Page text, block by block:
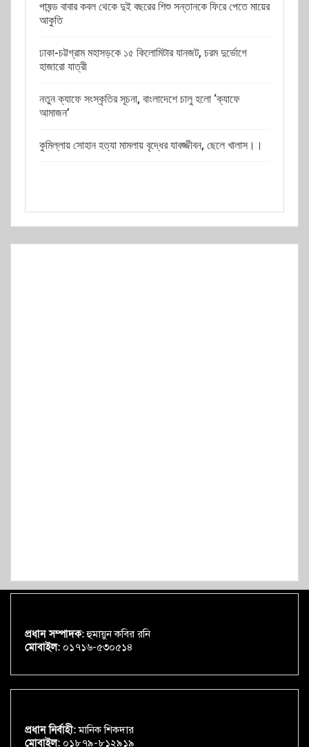
পাষন্ড বাবার কবল থেকে দুই বছরের শিশু সন্তানকে ফিরে পেতে মায়ের
আকুতি
ঢাকা-চট্টগ্রাম মহাসড়কে ১৫ কিলোমিটার যানজট, চরম দুর্ভোগে
হাজারো যাত্রী
নতুন ক্যাফে সংস্কৃতির সূচনা, বাংলাদেশে চালু হলো ‘ক্যাফে
আমাজন’
কুমিল্লায় সোহান হত্যা মামলায় বৃদ্ধের যাবজ্জীবন, ছেলে খালাস।।
প্রধান সম্পাদক:হুমায়ুন কবির রনি
মোবাইল: ০১৭১৬-৫৩০৫১৪
প্রধান নির্বাহী:মানিক শিকদার
মোবাইল: ০১৮৭৯-৮১২৯১৯